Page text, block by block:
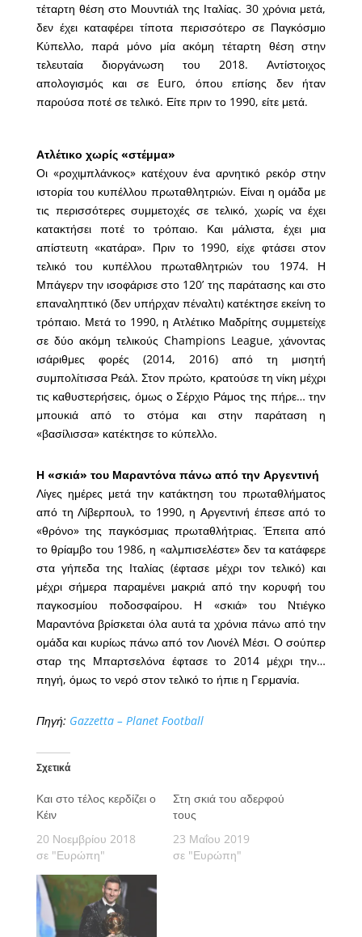
τέταρτη θέση στο Μουντιάλ της Ιταλίας. 30 χρόνια μετά,
δεν έχει καταφέρει τίποτα περισσότερο σε Παγκόσμιο
Κύπελλο, παρά μόνο μία ακόμη τέταρτη θέση στην
τελευταία διοργάνωση του 2018. Αντίστοιχος
απολογισμός και σε Euro, όπου επίσης δεν ήταν
παρούσα ποτέ σε τελικό. Είτε πριν το 1990, είτε μετά.
Ατλέτικο χωρίς «στέμμα»
Οι «ροχιμπλάνκος» κατέχουν ένα αρνητικό ρεκόρ στην
ιστορία του κυπέλλου πρωταθλητριών. Είναι η ομάδα με
τις περισσότερες συμμετοχές σε τελικό, χωρίς να έχει
κατακτήσει ποτέ το τρόπαιο. Και μάλιστα, έχει μια
απίστευτη «κατάρα». Πριν το 1990, είχε φτάσει στον
τελικό του κυπέλλου πρωταθλητριών του 1974. Η
Μπάγερν την ισοφάρισε στο 120’ της παράτασης και στο
επαναληπτικό (δεν υπήρχαν πέναλτι) κατέκτησε εκείνη το
τρόπαιο. Μετά το 1990, η Ατλέτικο Μαδρίτης συμμετείχε
σε δύο ακόμη τελικούς Champions League, χάνοντας
ισάριθμες φορές (2014, 2016) από τη μισητή
συμπολίτισσα Ρεάλ. Στον πρώτο, κρατούσε τη νίκη μέχρι
τις καθυστερήσεις, όμως ο Σέρχιο Ράμος της πήρε… την
μπουκιά από το στόμα και στην παράταση η
«βασίλισσα» κατέκτησε το κύπελλο.
Η «σκιά» του Μαραντόνα πάνω από την Αργεντινή
Λίγες ημέρες μετά την κατάκτηση του πρωταθλήματος
από τη Λίβερπουλ, το 1990, η Αργεντινή έπεσε από το
«θρόνο» της παγκόσμιας πρωταθλήτριας. Έπειτα από
το θρίαμβο του 1986, η «αλμπισελέστε» δεν τα κατάφερε
στα γήπεδα της Ιταλίας (έφτασε μέχρι τον τελικό) και
μέχρι σήμερα παραμένει μακριά από την κορυφή του
παγκοσμίου ποδοσφαίρου. Η «σκιά» του Ντιέγκο
Μαραντόνα βρίσκεται όλα αυτά τα χρόνια πάνω από την
ομάδα και κυρίως πάνω από τον Λιονέλ Μέσι. Ο σούπερ
σταρ της Μπαρτσελόνα έφτασε το 2014 μέχρι την…
πηγή, όμως το νερό στον τελικό το ήπιε η Γερμανία.
Πηγή: Gazzetta – Planet Football
Σχετικά
Και στο τέλος κερδίζει ο
Κέιν
20 Νοεμβρίου 2018
σε "Ευρώπη"
Στη σκιά του αδερφού
τους
23 Μαΐου 2019
σε "Ευρώπη"